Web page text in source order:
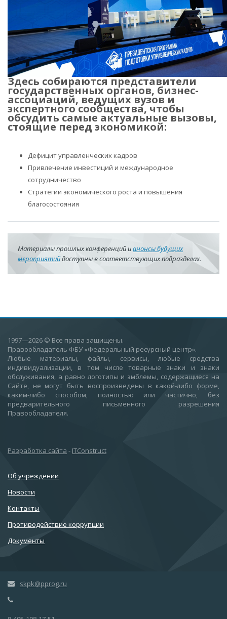
Здесь собираются представители
государственных органов, бизнес-
ассоциаций, ведущих вузов и
экспертного сообщества, чтобы
обсудить самые актуальные вызовы,
стоящие перед экономикой:
Дефицит управленческих кадров
Привлечение инвестиций и международное
сотрудничество
Стратегии экономического роста и повышения
благосостояния
Материалы прошлых конференций ианонсы будущих
мероприятийдоступны в соответствующих подразделах.
1997—2026 © Все права защищены.
Правообладатель ФБУ «Федеральный ресурсный центр».
Любые материалы, файлы, сервисы, любые средства
индивидуализации, в том числе товарные знаки и знаки
обслуживания, а равно логотипы и эмблемы, содержащиеся на
Сайте, не могут быть воспроизведены в какой-либо форме,
каким-либо способом, полностью или частично, без
предварительного письменного разрешения
Правообладателя.
Разработка сайта - ITConstruct
Об учреждении
Новости
Контакты
Противодействие коррупции
Документы
skpk@pprog.ru